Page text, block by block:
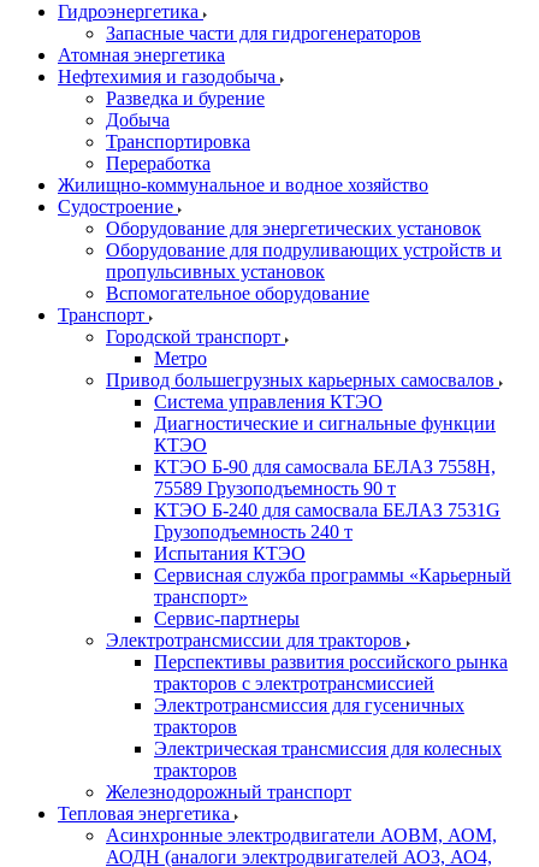
Гидроэнергетика
Запасные части для гидрогенераторов
Атомная энергетика
Нефтехимия и газодобыча
Разведка и бурение
Добыча
Транспортировка
Переработка
Жилищно-коммунальное и водное хозяйство
Судостроение
Оборудование для энергетических установок
Оборудование для подруливающих устройств и
пропульсивных установок
Вспомогательное оборудование
Транспорт
Городской транспорт
Метро
Привод большегрузных карьерных самосвалов
Система управления КТЭО
Диагностические и сигнальные функции
КТЭО
КТЭО Б-90 для самосвала БЕЛАЗ 7558H,
75589 Грузоподъемность 90 т
КТЭО Б-240 для самосвала БЕЛАЗ 7531G
Грузоподъемность 240 т
Испытания КТЭО
Сервисная служба программы «Карьерный
транспорт»
Сервис-партнеры
Электротрансмиссии для тракторов
Перспективы развития российского рынка
тракторов с электротрансмиссией
Электротрансмиссия для гусеничных
тракторов
Электрическая трансмиссия для колесных
тракторов
Железнодорожный транспорт
Тепловая энергетика
Асинхронные электродвигатели АОВМ, АОМ,
АОДН (аналоги электродвигателей АО3, АО4,